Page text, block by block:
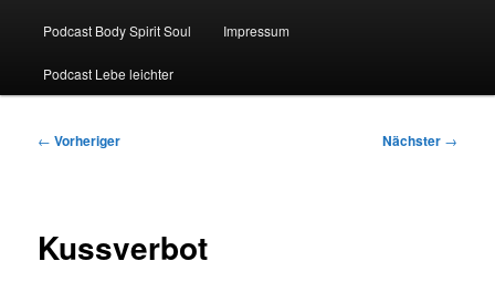
Podcast Body Spirit Soul Impressum
Podcast Lebe leichter
Beitragsnavigation
← Vorheriger Nächster →
Kussverbot